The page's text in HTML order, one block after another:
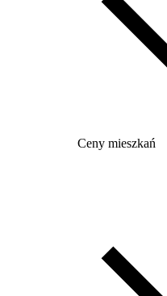
Ceny mieszkań